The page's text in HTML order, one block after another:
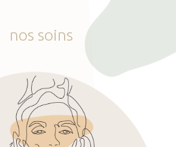
nos soins